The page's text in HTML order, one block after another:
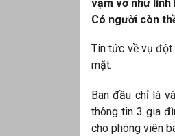
vạm vỡ như lính
Có người còn
Tin tức về vụ đột
mặt.
Ban đầu chỉ là
thông tin 3 gia
cho phóng viên